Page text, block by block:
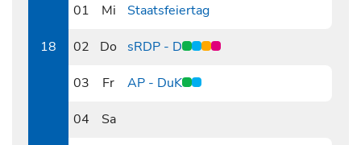
18
01
Mi Staatsfeiertag
02
Do sRDP - D
03
Fr AP - DuK
04
Sa